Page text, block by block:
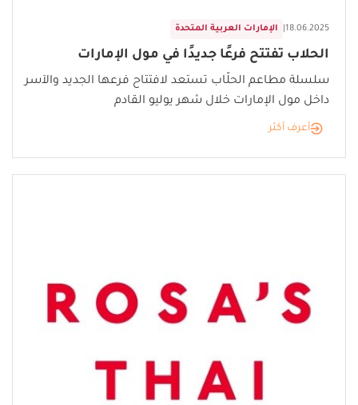
الإمارات العربية المتحدة 18.06.2025
الحلاب تفتتح فرعًا جديدًا في مول الإمارات
سلسلة مطاعم الحلّاب تستعد لافتتاح فرعها الجديد والآسر
داخل مول الإمارات خلال شهر يوليو القادم
أعرف أكثر